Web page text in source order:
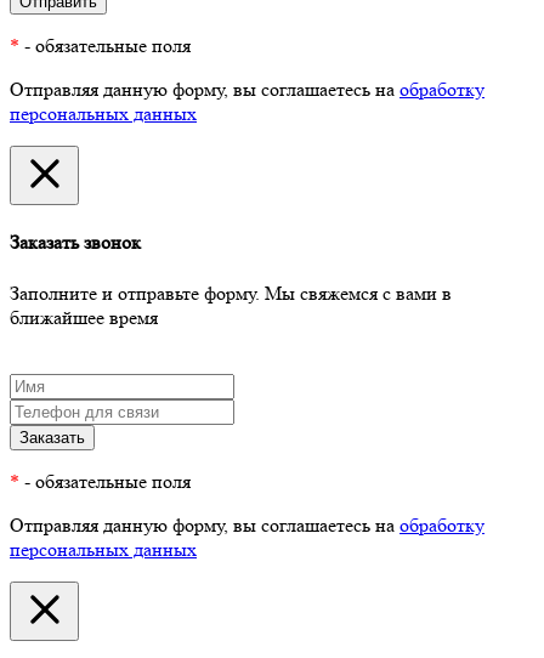
* - обязательные поля
Отправляя данную форму, вы соглашаетесь на обработку
персональных данных
Заказать звонок
Заполните и отправьте форму. Мы свяжемся с вами в
ближайшее время
* - обязательные поля
Отправляя данную форму, вы соглашаетесь на обработку
персональных данных